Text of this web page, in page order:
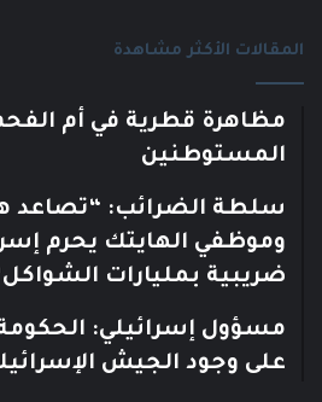
المقالات الأكثر مشاهدة
مظاهرة قطرية في أم
المستوطنين
سلطة الضرائب: “تصاعد
وموظفي الهايتك يحرم
ضريبية بمليارات
مسؤول إسرائيلي: الحكومة
على وجود الجيش